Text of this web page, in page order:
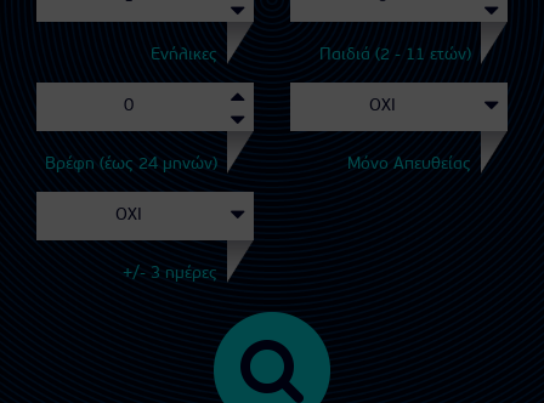
Ενήλικες Παιδιά (2 - 11 ετών)
Βρέφη (έως 24 μηνών) Μόνο Απευθείας
+/- 3 ημέρες